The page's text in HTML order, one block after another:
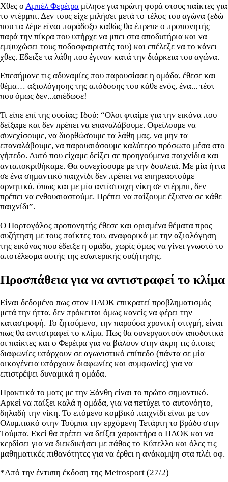
Χθες ο Αμπέλ Φερέιρα μίλησε για πρώτη φορά στους παίκτες για
το ντέρμπι. Δεν τους είχε μιλήσει μετά το τέλος του αγώνα (εδώ
που τα λέμε είναι παράδοξο καθώς θα έπρεπε ο προπονητής
παρά την πίκρα που υπήρχε να μπει στα αποδυτήρια και να
εμψυχώσει τους ποδοσφαιριστές του) και επέλεξε να το κάνει
χθες. Εδειξε τα λάθη που έγιναν κατά την διάρκεια του αγώνα.
Επεσήμανε τις αδυναμίες που παρουσίασε η ομάδα, έθεσε και
θέμα… αξιολόγησης της απόδοσης του κάθε ενός, ένα... τέστ
που όμως δεν...απέδωσε!
Τι είπε επί της ουσίας; Ιδού: “Ολοι φταίμε για την εικόνα που
δείξαμε και δεν πρέπει να επαναλάβουμε. Οφείλουμε να
συνεχίσουμε, να διορθώσουμε τα λάθη μας, να μην τα
επαναλάβουμε, να παρουσιάσουμε καλύτερο πρόσωπο μέσα στο
γήπεδο. Αυτό που είχαμε δείξει σε προηγούμενα παιχνίδια και
ανταποκριθήκαμε. Θα συνεχίσουμε με την δουλειά. Με μία ήττα
σε ένα σημαντικό παιχνίδι δεν πρέπει να επηρεαστούμε
αρνητικά, όπως και με μία αντίστοιχη νίκη σε ντέρμπι, δεν
πρέπει να ενθουσιαστούμε. Πρέπει να παίξουμε έξυπνα σε κάθε
παιχνίδι”.
Ο Πορτογάλος προπονητής έθεσε και ορισμένα θέματα προς
συζήτηση με τους παίκτες του, αναφορικά με την αξιολόγηση
της εικόνας που έδειξε η ομάδα, χωρίς όμως να γίνει γνωστό το
αποτέλεσμα αυτής της εσωτερικής συζήτησης.
Προσπάθεια για να αντιστραφεί το κλίμα
Είναι δεδομένο πως στον ΠΑΟΚ επικρατεί προβληματισμός
μετά την ήττα, δεν πρόκειται όμως κανείς να φέρει την
καταστροφή. Το ζητούμενο, την παρούσα χρονική στιγμή, είναι
πως θα αντιστραφεί το κλίμα. Πως θα συνεργαστούν αποδοτικά
οι παίκτες και ο Φερέιρα για να βάλουν στην άκρη τις όποιες
διαφωνίες υπάρχουν σε αγωνιστικό επίπεδο (πάντα σε μία
οικογένεια υπάρχουν διαφωνίες και συμφωνίες) για να
επιστρέψει δυναμικά η ομάδα.
Πρακτικά το ματς με την Ξάνθη είναι το πρώτο σημαντικό.
Αρκεί να παίξει καλά η ομάδα, για να πετύχει το αυτονόητο,
δηλαδή την νίκη. Το επόμενο κομβικό παιχνίδι είναι με τον
Ολυμπιακό στην Τούμπα την ερχόμενη Τετάρτη το βράδυ στην
Τούμπα. Εκεί θα πρέπει να δείξει χαρακτήρα ο ΠΑΟΚ και να
κερδίσει για να διεκδικήσει με πάθος το Κύπελλο και όλες τις
μαθηματικές πιθανότητες για να έρθει η ανάκαμψη στα πλέι οφ.
*Από την έντυπη έκδοση της Metrosport (27/2)